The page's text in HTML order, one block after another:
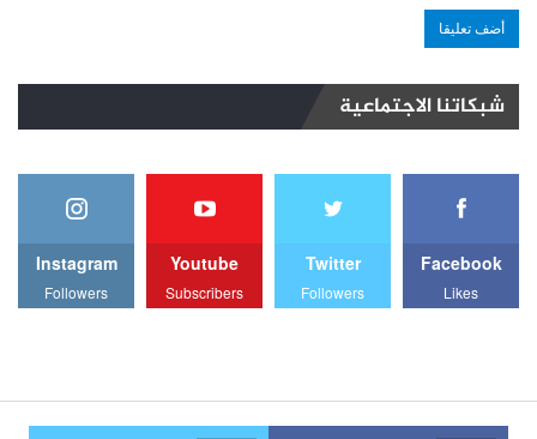
شبكاتنا الاجتماعية
Facebook
Likes
Twitter
Followers
Youtube
Subscribers
Instagram
Followers